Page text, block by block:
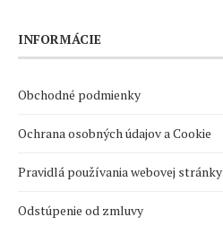
INFORMÁCIE
Obchodné podmienky
Ochrana osobných údajov a Cookie
Pravidlá používania webovej stránky
Odstúpenie od zmluvy